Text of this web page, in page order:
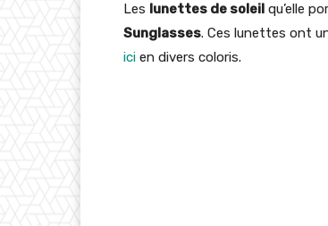
Les lunettes de soleil qu’elle
Sunglasses. Ces lunettes ont
ici en divers coloris.